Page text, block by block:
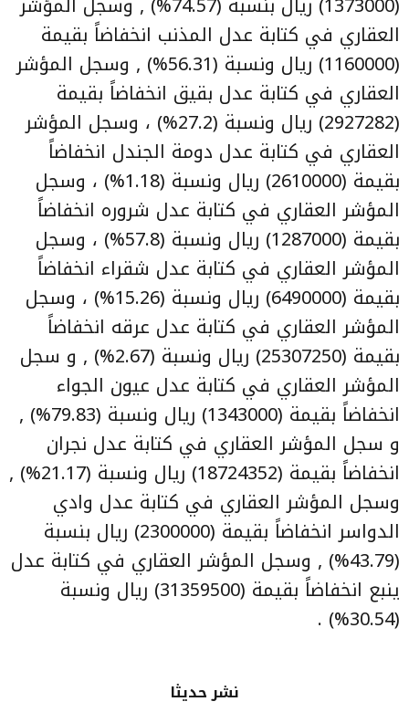
العقاري في كتابة عدل المذنب انخفاضاً بقيمة
(1160000) ريال ونسبة (56.31%) , وسجل المؤشر
العقاري في كتابة عدل بقيق انخفاضاً بقيمة
(2927282) ريال ونسبة (27.2%) ، وسجل المؤشر
العقاري في كتابة عدل دومة الجندل انخفاضاً
بقيمة (2610000) ريال ونسبة (1.18%) ، وسجل
المؤشر العقاري في كتابة عدل شروره انخفاضاً
بقيمة (1287000) ريال ونسبة (57.8%) ، وسجل
المؤشر العقاري في كتابة عدل شقراء انخفاضاً
بقيمة (6490000) ريال ونسبة (15.26%) ، وسجل
المؤشر العقاري في كتابة عدل عرقه انخفاضاً
بقيمة (25307250) ريال ونسبة (2.67%) , و سجل
المؤشر العقاري في كتابة عدل عيون الجواء
انخفاضاً بقيمة (1343000) ريال ونسبة (79.83%) ,
و سجل المؤشر العقاري في كتابة عدل نجران
انخفاضاً بقيمة (18724352) ريال ونسبة (21.17%) ,
وسجل المؤشر العقاري في كتابة عدل وادي
الدواسر انخفاضاً بقيمة (2300000) ريال بنسبة
(43.79%) , وسجل المؤشر العقاري في كتابة عدل
ينبع انخفاضاً بقيمة (31359500) ريال ونسبة
(30.54%) .
نشر حديثا